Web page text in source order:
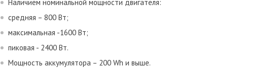
Наличием номинальной мощности двигателя:
средняя – 800 Вт;
максимальная -1600 Вт;
пиковая - 2400 Вт.
Мощность аккумулятора – 200 Wh и выше.